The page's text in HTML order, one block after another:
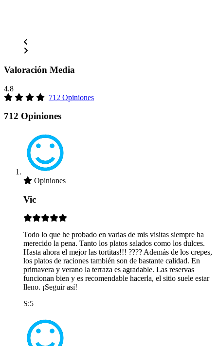
Valoración Media
4.8
712 Opiniones
712 Opiniones
Opiniones
Vic
Todo lo que he probado en varias de mis visitas siempre ha
merecido la pena. Tanto los platos salados como los dulces.
Hasta ahora el mejor las tortitas!!! ???? Además de los crepes,
los platos de raciones también son de bastante calidad. En
primavera y verano la terraza es agradable. Las reservas
funcionan bien y es recomendable hacerla, el sitio suele estar
lleno. ¡Seguir así!
S:5